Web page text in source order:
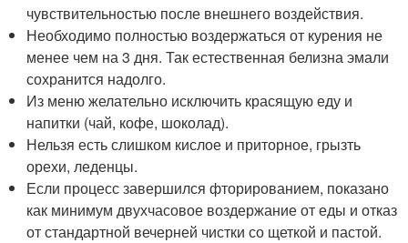
чувствительностью после внешнего воздействия.
Необходимо полностью воздержаться от курения не
менее чем на 3 дня. Так естественная белизна эмали
сохранится надолго.
Из меню желательно исключить красящую еду и
напитки (чай, кофе, шоколад).
Нельзя есть слишком кислое и приторное, грызть
орехи, леденцы.
Если процесс завершился фторированием, показано
как минимум двухчасовое воздержание от еды и отказ
от стандартной вечерней чистки со щеткой и пастой.